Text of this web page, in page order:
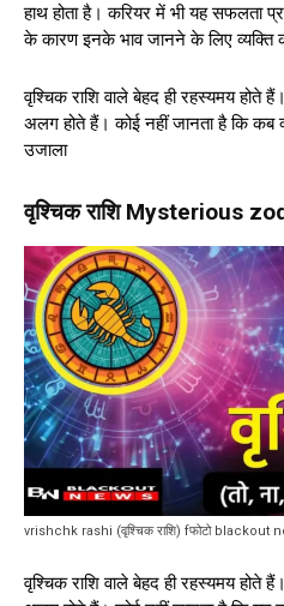
हाथ होता है। करियर में भी यह सफलता
के कारण इनके भाव जानने के लिए व्यक्ति
वृश्चिक राशि वाले बेहद ही रहस्यमय होते
अलग होते हैं। कोई नहीं जानता है कि
उजाला
वृश्चिक राशि Mysterious
vrishchk rashi (वृश्चिक राशि) fफोटो blackout
वृश्चिक राशि वाले बेहद ही रहस्यमय होते